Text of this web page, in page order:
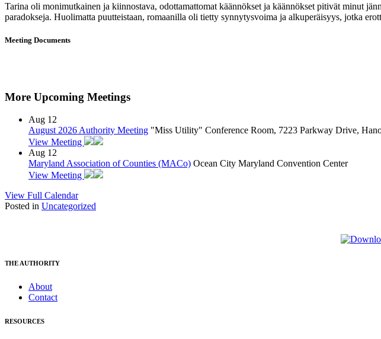
Tarina oli monimutkainen ja kiinnostava, odottamattomat käännökset ja käännökset pitivät minut
paradokseja. Huolimatta puutteistaan, romaanilla oli tietty synnytysvoima ja alkuperäisyys, jotka
Meeting Documents
More Upcoming Meetings
Aug 12
August 2026 Authority Meeting "Miss Utility" Conference Room, 7223 Parkway Drive,
View Meeting
Aug 12
Maryland Association of Counties (MACo) Ocean City Maryland Convention Center
View Meeting
View Full Calendar
Posted in Uncategorized
THE AUTHORITY
About
Contact
RESOURCES